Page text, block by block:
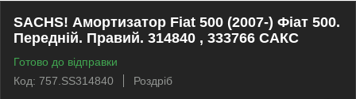
SACHS! Амортизатор Fiat 500 (2007-) Фіат 500.
Передній. Правий. 314840 , 333766 САКС
Готово до відправки
Код: 757.SS314840
Роздріб